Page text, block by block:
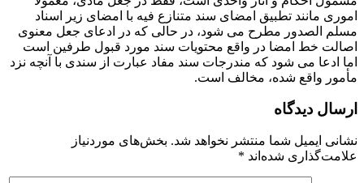
اموری مانند تطبیق امضای سند متنازع فیه با امضای زیر اسناد
مسلم الصدور مطرح می شود، در حالی که در ادعای جعل معنوی
اصالت خط امضا در واقع محتویات سند مورد قبول طرفین است
اما ادعا می شود که مندرجات سند مفاد عبارت از سندی با آنچه نزد
مأمور واقع شده، مخالف است.
ارسال دیدگاه
نشانی ایمیل شما منتشر نخواهد شد. بخش‌های موردنیاز
علامت‌گذاری شده‌اند *